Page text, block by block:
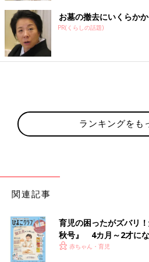
お墓の撤去にいくらか
PR(くらしの話題)
ランキングをも
関連記事
育児の困ったがズバリ
秋号』 4カ月～2才に
いっぱい！
赤ちゃん・育児